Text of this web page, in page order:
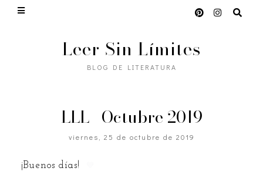
Leer Sin Límites
BLOG DE LITERATURA
LLL | Octubre 2019
viernes, 25 de octubre de 2019
¡Buenos días!